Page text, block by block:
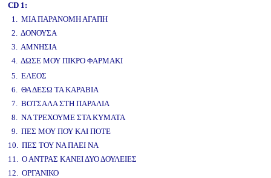
CD 1:
1. ΜΙΑ ΠΑΡΑΝΟΜΗ ΑΓΑΠΗ
2. ΔΟΝΟΥΣΑ
3. ΑΜΝΗΣΙΑ
4. ΔΩΣΕ ΜΟΥ ΠΙΚΡΟ ΦΑΡΜΑΚΙ
5. ΕΛΕΟΣ
6. ΘΑ ΔΕΣΩ ΤΑ ΚΑΡΑΒΙΑ
7. ΒΟΤΣΑΛΑ ΣΤΗ ΠΑΡΑΛΙΑ
8. ΝΑ ΤΡΕΧΟΥΜΕ ΣΤΑ ΚΥΜΑΤΑ
9. ΠΕΣ ΜΟΥ ΠΟΥ ΚΑΙ ΠΟΤΕ
10. ΠΕΣ ΤΟΥ ΝΑ ΠΑΕΙ ΝΑ
11. Ο ΑΝΤΡΑΣ ΚΑΝΕΙ ΔΥΟ ΔΟΥΛΕΙΕΣ
12. ΟΡΓΑΝΙΚΟ